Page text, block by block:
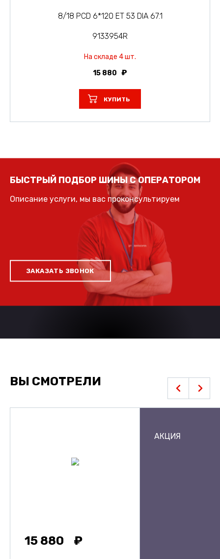
8/18 PCD 6*120 ET 53 DIA 67.1
9133954R
На складе 4 шт.
15 880
КУПИТЬ
БЫСТРЫЙ ПОДБОР ШИНЫ С ОПЕРАТОРОМ
Описание услуги, мы вас проконсультируем
ЗАКАЗАТЬ ЗВОНОК
ВЫ СМОТРЕЛИ
15 880
АКЦИЯ